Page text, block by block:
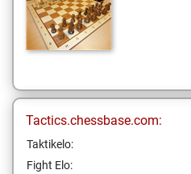
Tactics.chessbase.com:
Taktikelo:
Fight Elo: